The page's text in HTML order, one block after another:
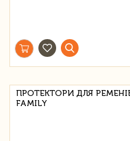
ПРОТЕКТОРИ ДЛЯ
FAMILY